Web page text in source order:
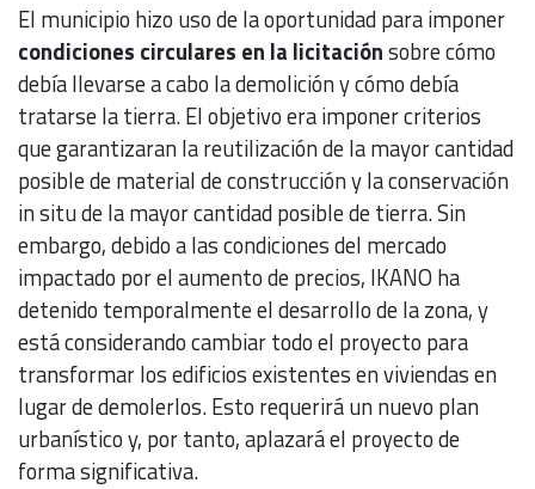
El municipio hizo uso de la oportunidad para imponer
condiciones circulares en la licitaciónsobre cómo
debía llevarse a cabo la demolición y cómo debía
tratarse la tierra. El objetivo era imponer criterios
que garantizaran la reutilización de la mayor cantidad
posible de material de construcción y la conservación
in situ de la mayor cantidad posible de tierra. Sin
embargo, debido a las condiciones del mercado
impactado por el aumento de precios, IKANO ha
detenido temporalmente el desarrollo de la zona, y
está considerando cambiar todo el proyecto para
transformar los edificios existentes en viviendas en
lugar de demolerlos. Esto requerirá un nuevo plan
urbanístico y, por tanto, aplazará el proyecto de
forma significativa.